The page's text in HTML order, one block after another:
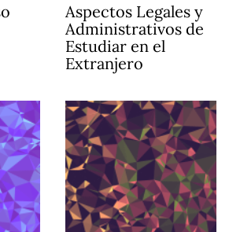
Aspectos Legales y
Administrativos de
Estudiar en el
Extranjero